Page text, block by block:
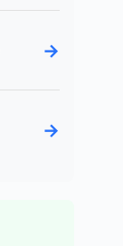
→
→